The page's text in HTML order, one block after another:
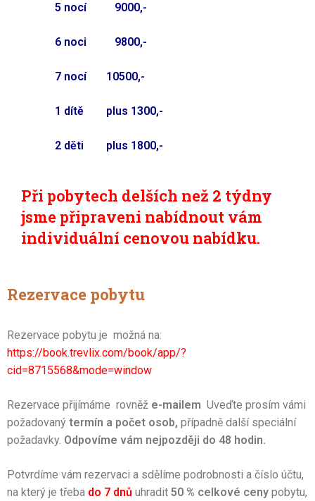
5 nocí 9000,-
6 noci 9800,-
7 nocí 10500,-
1 dítě plus 1300,-
2 děti plus 1800,-
Při pobytech delších než 2 týdny
jsme připraveni nabídnout vám
individuální cenovou nabídku.
Rezervace pobytu
Rezervace pobytu je možná na:
https://book.trevlix.com/book/app/?
cid=8715568&mode=window
Rezervace přijímáme rovněž e-mailem Uveďte prosím vámi
požadovaný termín a počet osob, případně další speciální
požadavky. Odpovíme vám nejpozději do 48 hodin.
Potvrdíme vám rezervaci a sdělíme podrobnosti a číslo účtu,
na který je třeba do 7 dnů uhradit 50 % celkové ceny pobytu,